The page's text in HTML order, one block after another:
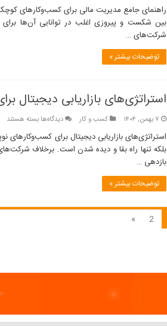
جامع
مدیریت
متوسط
(SME)
بین شکست و پیروزی اغلب در توانایی آن‌ها
شرکت‌های …
توضیحات بیشتر »
استراتژی‌های بازاریابی دیجیتال
۷ بهمن, ۱۴۰۴ کسب و کار دیدگاه‌ها برای
بازاریابی
دیجیتال
بسته هستند
بلکه تنها راه بقا و دیده شدن است. برخلاف شرکت‌های
بازدهی …
توضیحات بیشتر »
2
»